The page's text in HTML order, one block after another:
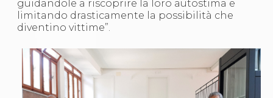
Corsi Monotematici
Corsi di Specializzazione
Corsi FIJLKAM-FISDIR
Edutraining class - Didattica infantile
Corso dirigenti sportivi
Corso Direttore di Gara
guidandole a riscoprire la loro autostima e
limitando drasticamente la possibilità che
diventino vittime”.